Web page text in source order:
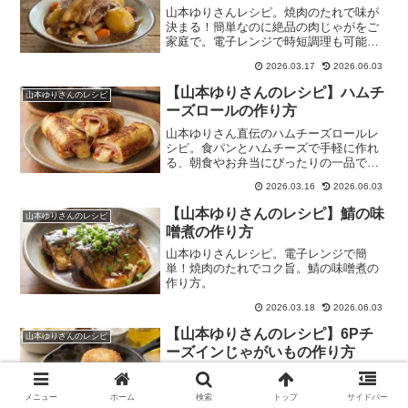
山本ゆりさんレシピ。焼肉のたれで味が
決まる！簡単なのに絶品の肉じゃがをご
家庭で。電子レンジで時短調理も可能で
2026.03.17 2026.06.03
山本ゆりさんのレシピ
【山本ゆりさんのレシピ】ハムチ
ーズロールの作り方
山本ゆりさん直伝のハムチーズロールレ
シピ。食パンとハムチーズで手軽に作れ
る、朝食やお弁当にぴったりの一品で
2026.03.16 2026.06.03
山本ゆりさんのレシピ
【山本ゆりさんのレシピ】鯖の味
噌煮の作り方
山本ゆりさんレシピ。電子レンジで簡
単！焼肉のたれでコク旨。鯖の味噌煮の
作り方。
2026.03.18 2026.06.03
山本ゆりさんのレシピ
【山本ゆりさんのレシピ】6Pチ
ーズインじゃがいもの作り方
山本ゆりさんレシピ「6Pチーズインじゃ
がいも」。じゃがいもとチーズの簡単お
つまみ！
メニュー ホーム 検索 トップ サイドバー